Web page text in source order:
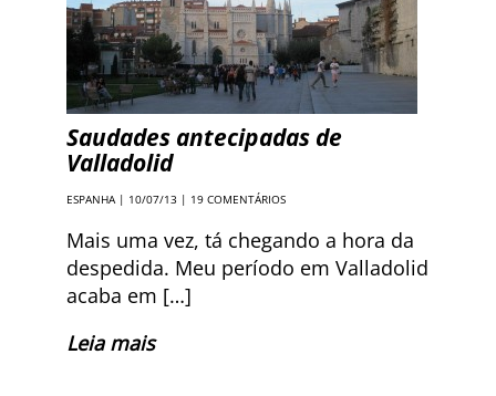
Saudades antecipadas de
Valladolid
ESPANHA| 10/07/13 | 19 COMENTÁRIOS
Mais uma vez, tá chegando a hora da
despedida. Meu período em Valladolid
acaba em […]
Leia mais